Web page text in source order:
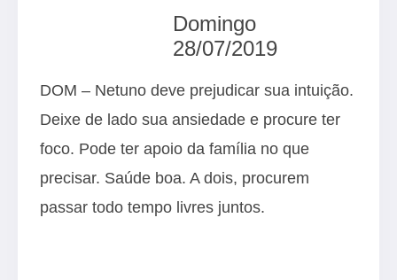
Domingo
28/07/2019
DOM – Netuno deve prejudicar sua intuição.
Deixe de lado sua ansiedade e procure ter
foco. Pode ter apoio da família no que
precisar. Saúde boa. A dois, procurem
passar todo tempo livres juntos.